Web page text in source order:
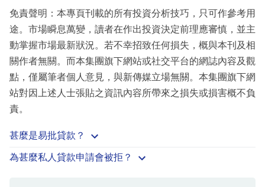
免責聲明：本專頁刊載的所有投資分析技巧，只可作參考用
途。市場瞬息萬變，讀者在作出投資決定前理應審慎，並主
動掌握市場最新狀況。若不幸招致任何損失，概與本刊及相
關作者無關。而本集團旗下網站或社交平台的網誌內容及觀
點，僅屬筆者個人意見，與新傳媒立場無關。本集團旗下網
站對因上述人士張貼之資訊內容所帶來之損失或損害概不負
責。
甚麼是易批貸款？
為甚麼私人貸款申請會被拒？